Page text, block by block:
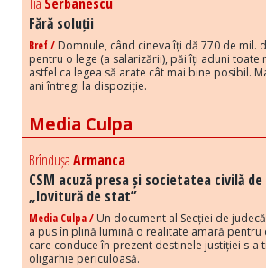
Fără soluții
Bref / Domnule, când cineva îți dă 770 de mil.
pentru o lege (a salarizării), păi îți aduni toate
astfel ca legea să arate cât mai bine posibil.
ani întregi la dispoziție.
Media Culpa
BrîndușaArmanca
CSM acuză presa și societatea civilă de
„lovitură de stat”
Media Culpa / Un document al Secției de
a pus în plină lumină o realitate amară
care conduce în prezent destinele justiției s-a
oligarhie periculoasă.